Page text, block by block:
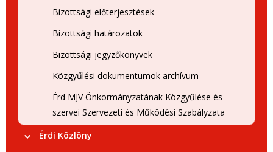
Bizottsági előterjesztések
Bizottsági határozatok
Bizottsági jegyzőkönyvek
Közgyűlési dokumentumok archívum
Érd MJV Önkormányzatának Közgyűlése és
szervei Szervezeti és Működési Szabályzata
Érdi Közlöny